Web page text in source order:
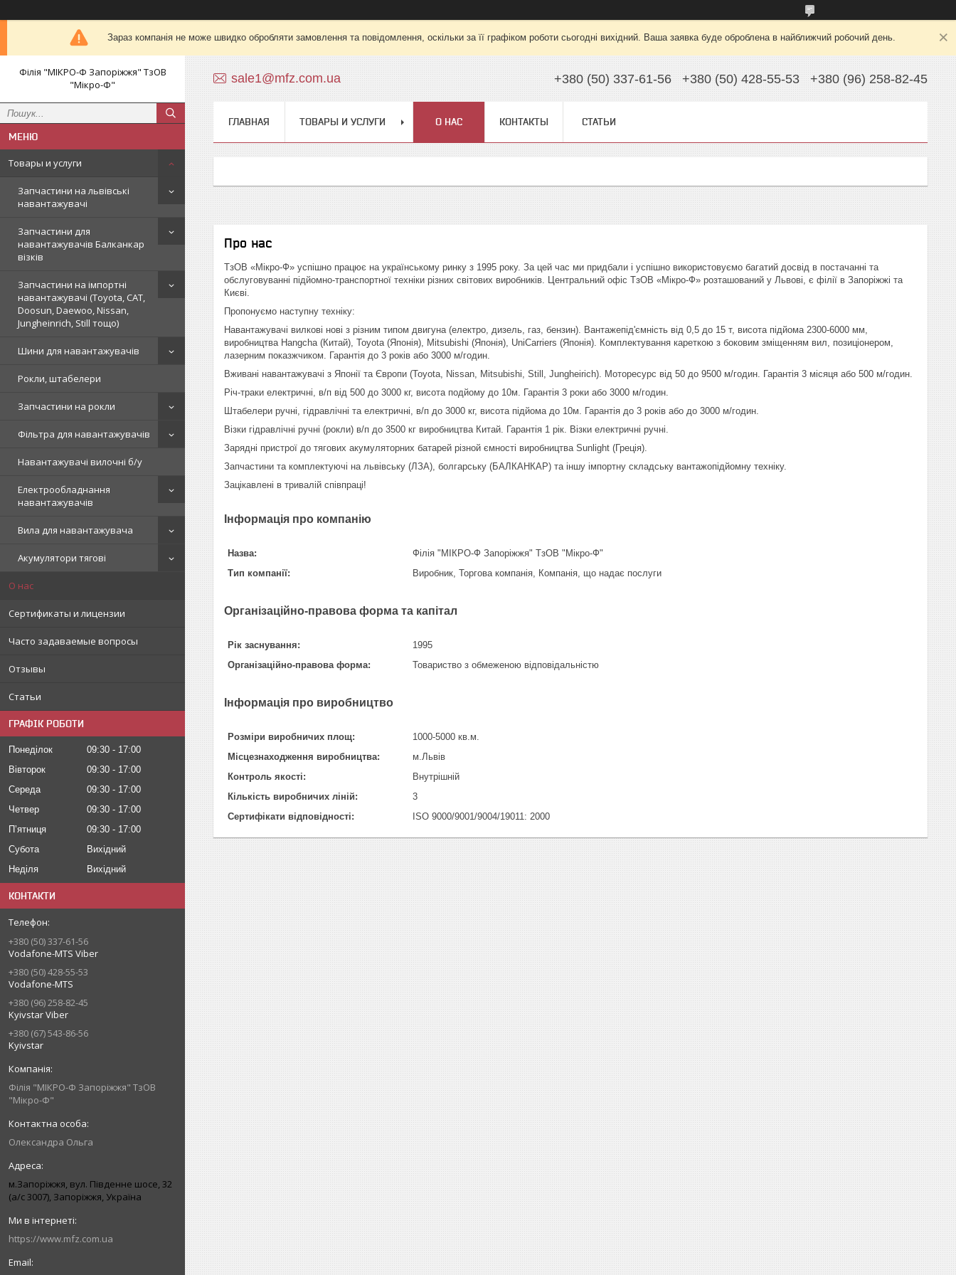
Зараз компанія не може швидко обробляти замовлення та повідомлення, оскільки за її графіком роботи сьогодні вихідний. Ваша заявка буде оброблена в найближчий робочий день.
Філія "МІКРО-Ф Запоріжжя" ТзОВ
"Мікро-Ф"
Товары и услуги
Запчастини на львівські
навантажувачі
Запчастини для
навантажувачів Балканкар
візків
Запчастини на імпортні
навантажувачі (Toyota, CAT,
Doosun, Daewoo, Nissan,
Jungheinrich, Still тощо)
Шини для навантажувачів
Рокли, штабелери
Запчастини на рокли
Фільтра для навантажувачів
Навантажувачі вилочні б/у
Електрообладнання
навантажувачів
Вила для навантажувача
Акумулятори тягові
О нас
Сертификаты и лицензии
Часто задаваемые вопросы
Отзывы
Статьи
ГРАФІК РОБОТИ
Понеділок 09:30
17:00
Вівторок
09:30
17:00
Середа
09:30
17:00
Четвер
09:30
17:00
Пʼятниця
09:30
17:00
Субота
Вихідний
Неділя
Вихідний
КОНТАКТИ
+380 (50) 337-61-56
Vodafone-MTS Viber
+380 (50) 428-55-53
Vodafone-MTS
+380 (96) 258-82-45
Kyivstar Viber
+380 (67) 543-86-56
Kyivstar
Філія "МІКРО-Ф Запоріжжя" ТзОВ
"Мікро-Ф"
Олександра Ольга
м.Запоріжжя, вул. Південне шосе, 32
(а/с 3007), Запоріжжя, Україна
https://www.mfz.com.ua
sale1@mfz.com.ua +380 (50) 337-61-56 +380 (50) 428-55-53 +380 (96) 258-82-45
ГЛАВНАЯ ТОВАРЫ И УСЛУГИ О НАС КОНТАКТЫ СТАТЬИ
Про нас
ТзОВ «Мікро-Ф» успішно працює на українському ринку з 1995 року. За цей час ми придбали і успішно використовуємо багатий досвід в постачанні та
обслуговуванні підйомно-транспортної техніки різних світових виробників. Центральний офіс ТзОВ «Мікро-Ф» розташований у Львові, є філії в Запоріжжі та
Києві.
Пропонуємо наступну техніку:
Навантажувачі вилкові нові з різним типом двигуна (електро, дизель, газ, бензин). Вантажепід'ємність від 0,5 до 15 т, висота підйома 2300-6000 мм,
виробництва Hangcha (Китай), Toyota (Японія), Mitsubishi (Японія), UniCarriers (Японія). Комплектування кареткою з боковим зміщенням вил, позиціонером,
лазерним показжчиком. Гарантія до 3 років або 3000 м/годин.
Вживані навантажувачі з Японії та Європи (Toyota, Nissan, Mitsubishi, Still, Jungheirich). Моторесурс від 50 до 9500 м/годин. Гарантія 3 місяця або 500 м/годин.
Річ-траки електричні, в/п від 500 до 3000 кг, висота подйому до 10м. Гарантія 3 роки або 3000 м/годин.
Штабелери ручні, гідравлічні та електричні, в/п до 3000 кг, висота підйома до 10м. Гарантія до 3 років або до 3000 м/годин.
Візки гідравлічні ручні (рокли) в/п до 3500 кг виробництва Китай. Гарантія 1 рік. Візки електричні ручні.
Зарядні пристрої до тягових акумуляторних батарей різной ємності виробництва Sunlight (Греція).
Запчастини та комплектуючі на львівську (ЛЗА), болгарську (БАЛКАНКАР) та іншу імпортну складську вантажопідйомну техніку.
Зацікавлені в тривалій співпраці!
Інформація про компанію
Назва:
Філія "МІКРО-Ф Запоріжжя" ТзОВ "Мікро-Ф"
Тип компанії:
Виробник, Торгова компанія, Компанія, що надає послуги
Організаційно-правова форма та капітал
Рік заснування:
1995
Організаційно-правова форма:
Товариство з обмеженою відповідальністю
Інформація про виробництво
Розміри виробничих площ:
1000-5000 кв.м.
Місцезнаходження виробництва:
м.Львів
Контроль якості:
Внутрішній
Кількість виробничих ліній:
3
Сертифікати відповідності:
ISO 9000/9001/9004/19011: 2000